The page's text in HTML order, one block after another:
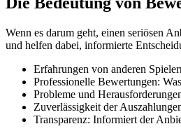
Wenn es darum geht, einen seriösen
und helfen dabei, informierte
Erfahrungen von anderen
Professionelle Bewertungen:
Probleme und
Zuverlässigkeit der
Transparenz: Informiert der